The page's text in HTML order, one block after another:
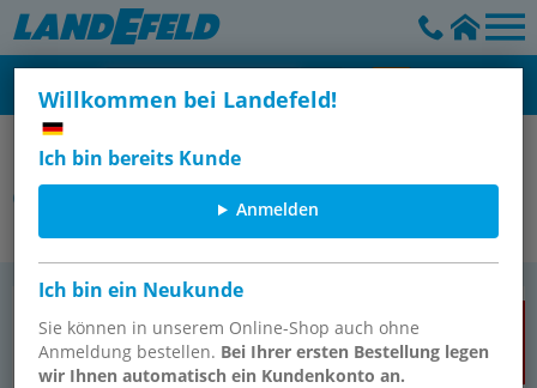
Willkommen bei Landefeld!
Ich bin bereits Kunde
Anmelden
Ich bin ein Neukunde
Sie können in unserem Online-Shop auch ohne
Anmeldung bestellen. Bei Ihrer ersten Bestellung legen
wir Ihnen automatisch ein Kundenkonto an.
Ausblaspistolen - Druckluftwerkzeuge - Werkzeuge
Gewindereparatur
dre­her)